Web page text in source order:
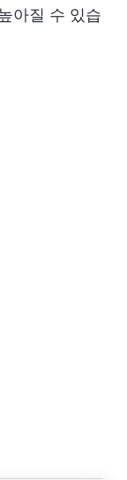
아질 수 있습